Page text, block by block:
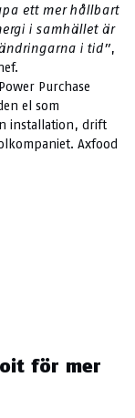
ett mer hållbart
i samhället är
i tid”,
Purchase
el som
installation, drift
Axfood
för mer